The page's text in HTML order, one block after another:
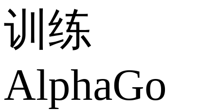
训练
AlphaGo